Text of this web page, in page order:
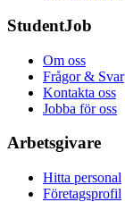
StudentJob
Om oss
Frågor & Svar
Kontakta oss
Jobba för oss
Arbetsgivare
Hitta personal
Företagsprofil